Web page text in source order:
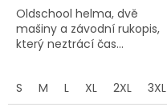
hvězdiček.
Oldschool helma, dvě
mašiny a závodní rukopis,
který neztrácí čas...
S M L XL 2XL 3XL